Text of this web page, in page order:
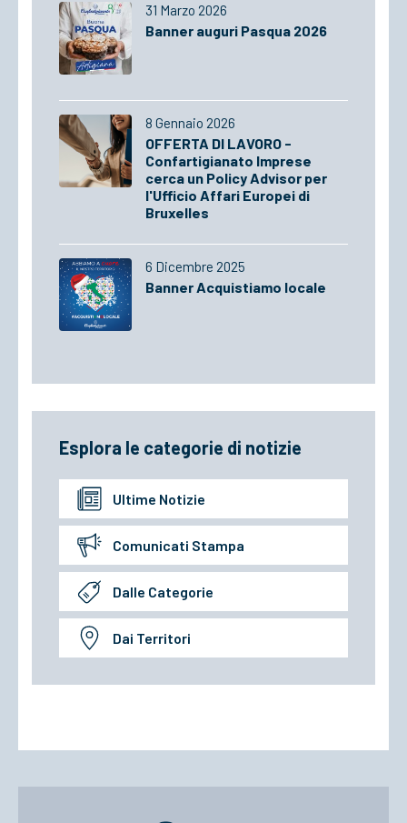
31 Marzo 2026
Banner auguri Pasqua 2026
8 Gennaio 2026
OFFERTA DI LAVORO -
Confartigianato Imprese
cerca un Policy Advisor per
l'Ufficio Affari Europei di
Bruxelles
6 Dicembre 2025
Banner Acquistiamo locale
Esplora le categorie di notizie
Ultime Notizie
Comunicati Stampa
Dalle Categorie
Dai Territori